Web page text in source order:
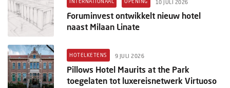
10 JULI 2026
Foruminvest ontwikkelt nieuw hotel
naast Milaan Linate
HOTELKETENS 9 JULI 2026
Pillows Hotel Maurits at the Park
toegelaten tot luxereisnetwerk Virtuoso